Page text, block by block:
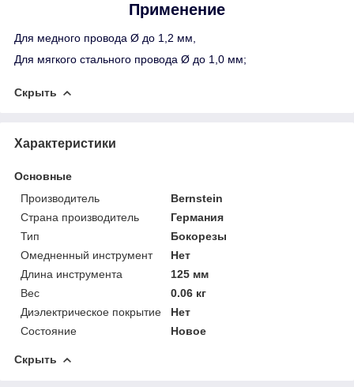
Применение
Для медного провода Ø до 1,2 мм,
Для мягкого стального провода Ø до 1,0 мм;
Скрыть
Характеристики
Основные
Производитель
Bernstein
Страна производитель
Германия
Тип
Бокорезы
Омедненный инструмент
Нет
Длина инструмента
125 мм
Вес
0.06 кг
Диэлектрическое покрытие
Нет
Состояние
Новое
Скрыть